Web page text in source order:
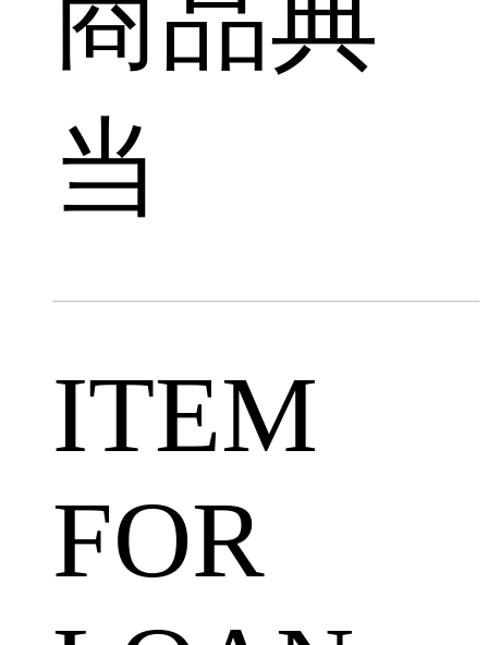
当
ITEM
FOR